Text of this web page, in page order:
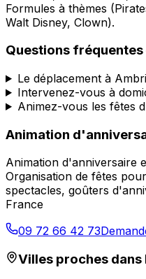
Formules à thèmes
Walt Disney, Clown).
Questions
Le déplacement à
Intervenez-vous à
Animez-vous les fêtes
Animation
Animation d'anniversaire
Organisation de fêtes
spectacles, goûters
France
09 72 66 42 73
Villes proches dans